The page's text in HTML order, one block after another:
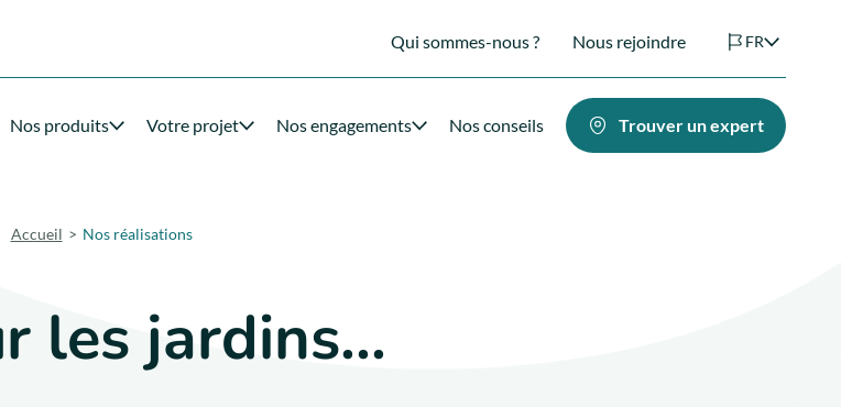
Qui sommes-nous ? Nous rejoindre FR
Nos produits Votre projet Nos engagements Nos conseils Trouver un expert
Accueil Nos réalisations
les jardins...